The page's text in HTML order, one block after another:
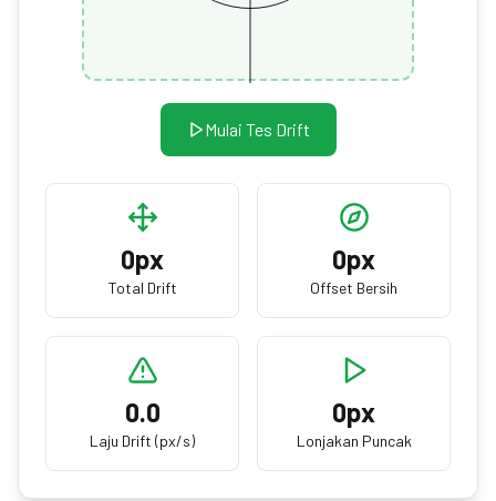
Mulai Tes Drift
0px
Total Drift
0px
Offset Bersih
0.0
Laju Drift (px/s)
0px
Lonjakan Puncak